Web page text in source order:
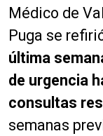
Médico de
Puga se
última
de urgencia
consultas
semanas